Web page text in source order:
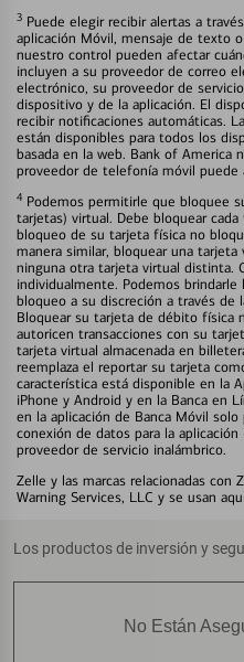
3 Puede elegir recibir alertas a
aplicación Móvil, mensaje de texto
nuestro control pueden afectar
incluyen a su proveedor de correo
electrónico, su proveedor de
dispositivo y de la aplicación. El
recibir notificaciones automáticas.
están disponibles para todos los
basada en la web. Bank of America
proveedor de telefonía móvil puede
4 Podemos permitirle que bloquee
tarjetas) virtual. Debe bloquear
bloqueo de su tarjeta física no
manera similar, bloquear una
ninguna otra tarjeta virtual distinta.
individualmente. Podemos
bloqueo a su discreción a través de
Bloquear su tarjeta de débito física
autoricen transacciones con su
tarjeta virtual almacenada en
reemplaza el reportar su tarjeta
característica está disponible en la
iPhone y Android y en la Banca en
en la aplicación de Banca Móvil
conexión de datos para la
proveedor de servicio inalámbrico.
Zelle y las marcas relacionadas con
Warning Services, LLC y se usan
Los productos de inversión y
No Están